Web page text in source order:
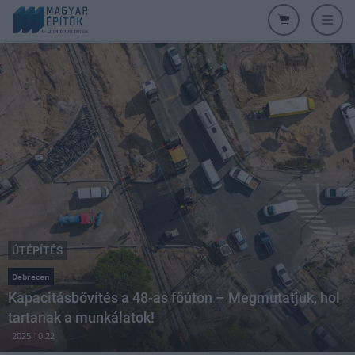
ÚTÉPÍTÉS
Debrecen
Kapacitásbővítés a 48-as főúton – Megmutatjuk, hol
tartanak a munkálatok!
2025.10.22